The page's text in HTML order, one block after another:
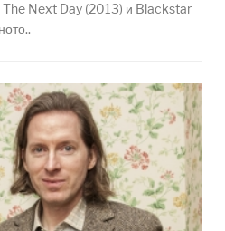
The Next Day (2013) и Blackstar